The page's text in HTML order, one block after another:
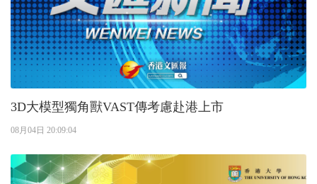
3D大模型獨角獸VAST傳考慮赴港上市
08月04日 20:09:04